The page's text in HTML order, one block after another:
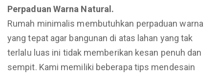
Perpaduan Warna Natural.
Rumah minimalis membutuhkan perpaduan warna
yang tepat agar bangunan di atas lahan yang tak
terlalu luas ini tidak memberikan kesan penuh dan
sempit. Kami memiliki beberapa tips mendesain